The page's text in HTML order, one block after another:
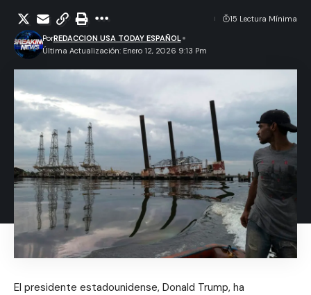
Última Actualización: Enero 12, 2026 9:13 Pm
PorREDACCION USA TODAY ESPAÑOL
15 Lectura Mínima
El presidente estadounidense, Donald Trump, ha